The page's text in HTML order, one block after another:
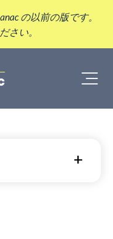
の以前の版です。
さい。